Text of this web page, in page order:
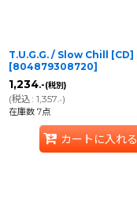
T.U.G.G. / Slow Chill [CD]
[804879308720]
1,234.-(税別)
(税込: 1,357.-)
在庫数 7点
カートに入れる